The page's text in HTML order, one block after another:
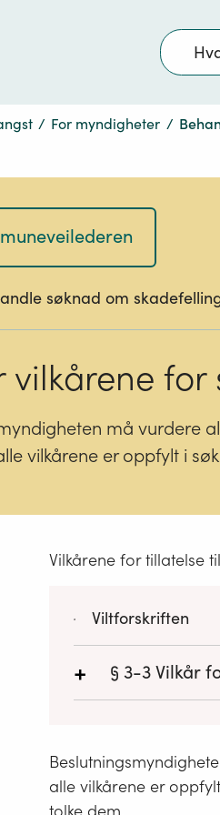
Søk
/ For myndigheter /
søknad om
vilkårene
må vurdere
vilkårene er oppfylt i
Vilkårene for tillatelse
Viltforskriften
+ § 3-3Vilkår
a.
alle vilkårene er
tolke dem.